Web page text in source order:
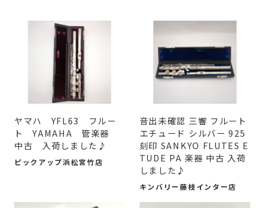
ヤマハ YFL63 フルー
ト YAMAHA 管楽器
中古 入荷しました♪
ピックアップ浜松宮竹店
音出未確認 三響 フルート
エチュード シルバー 925
刻印 SANKYO FLUTES E
TUDE PA 楽器 中古 入荷
しました♪
キンバリー藤枝インター店